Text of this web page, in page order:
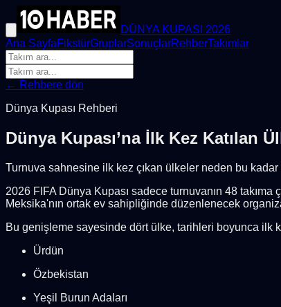
DÜNYA KUPASI 2026
Ana SayfaFikstürGruplarSonuçlarRehberTakımlar
← Rehbere dön
Dünya Kupası Rehberi
Dünya Kupası’na İlk Kez Katılan
Turnuva sahnesine ilk kez çıkan ülkeler neden bu
2026 FIFA Dünya Kupası sadece turnuvanın 48
Meksika'nın ortak ev sahipliğinde düzenlenecek
Bu genişleme sayesinde dört ülke, tarihleri boyunca ilk
Ürdün
Özbekistan
Yeşil Burun Adaları